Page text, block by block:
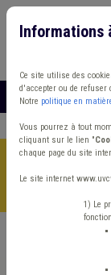
Accueil >
et des présidents
Informations
Ce site utilise des
d'accepter ou de refuser
Notre politique en
Vous pourrez à tout
cliquant sur le lien "
chaque page du site
Le site internet
1) Le